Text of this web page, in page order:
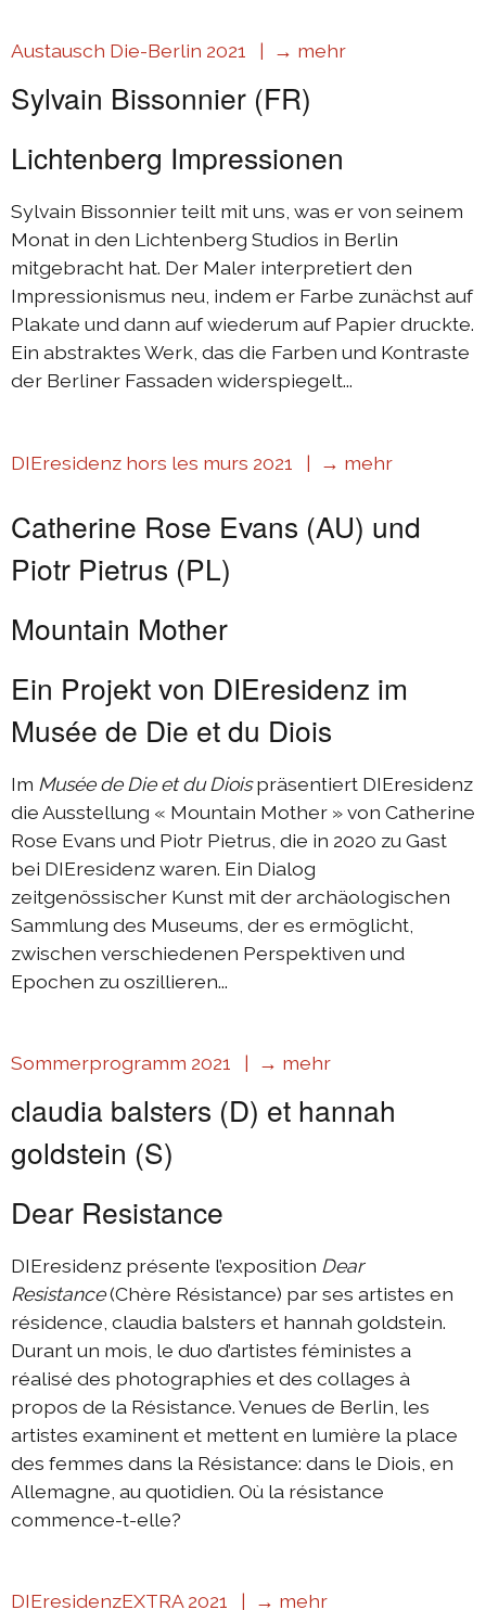
Austausch Die-Berlin 2021 | → mehr
Sylvain Bissonnier (FR)
Lichtenberg Impressionen
Sylvain Bissonnier teilt mit uns, was er von seinem
Monat in den Lichtenberg Studios in Berlin
mitgebracht hat. Der Maler interpretiert den
Impressionismus neu, indem er Farbe zunächst auf
Plakate und dann auf wiederum auf Papier druckte.
Ein abstraktes Werk, das die Farben und Kontraste
der Berliner Fassaden widerspiegelt...
DIEresidenz hors les murs 2021 | → mehr
Catherine Rose Evans (AU) und
Piotr Pietrus (PL)
Mountain Mother
Ein Projekt von DIEresidenz im
Musée de Die et du Diois
Im Musée de Die et du Dioispräsentiert DIEresidenz
die Ausstellung « Mountain Mother » von Catherine
Rose Evans und Piotr Pietrus, die in 2020 zu Gast
bei DIEresidenz waren. Ein Dialog
zeitgenössischer Kunst mit der archäologischen
Sammlung des Museums, der es ermöglicht,
zwischen verschiedenen Perspektiven und
Epochen zu oszillieren...
Sommerprogramm 2021 | → mehr
claudia balsters (D) et hannah
goldstein (S)
Dear Resistance
DIEresidenz présente l’exposition Dear
Resistance(Chère Résistance) par ses artistes en
résidence, claudia balsters et hannah goldstein.
Durant un mois, le duo d’artistes féministes a
réalisé des photographies et des collages à
propos de la Résistance. Venues de Berlin, les
artistes examinent et mettent en lumière la place
des femmes dans la Résistance: dans le Diois, en
Allemagne, au quotidien. Où la résistance
commence-t-elle?
DIEresidenzEXTRA 2021 | → mehr